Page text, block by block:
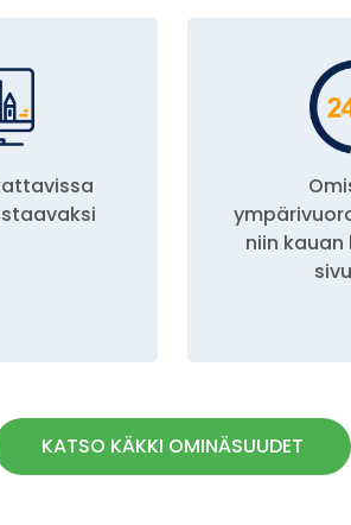
niin
KATSO KÄKKI OMINÄSUUDET